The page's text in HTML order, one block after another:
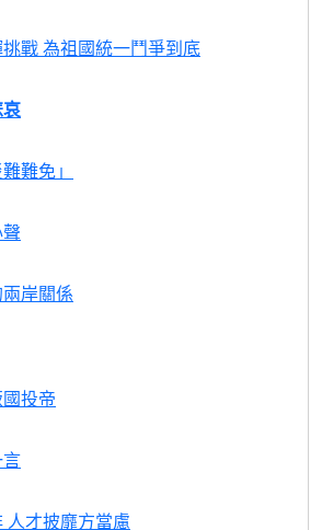
戰 為祖國統一鬥爭到底
難免」
岸關係
投帝
人才披靡方當慮